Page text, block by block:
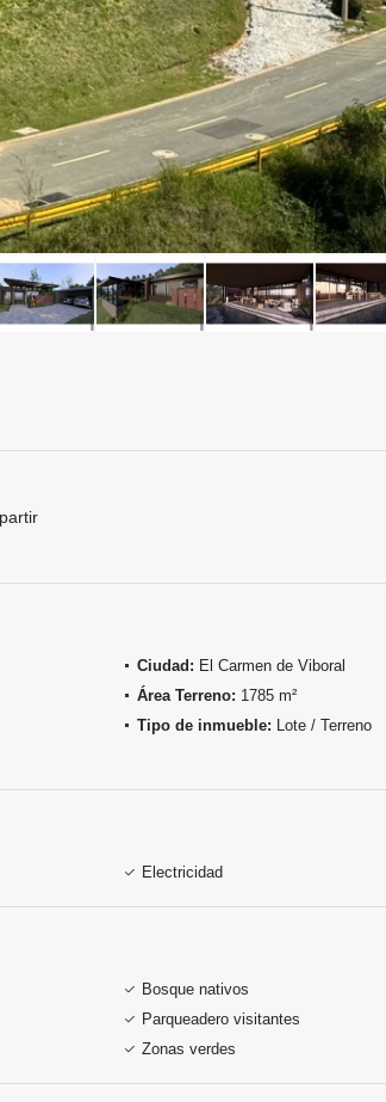
Ciudad: El Carmen de Viboral
Área Terreno: 1785 m²
Tipo de inmueble: Lote / Terreno
Electricidad
Bosque nativos
Parqueadero visitantes
Zonas verdes